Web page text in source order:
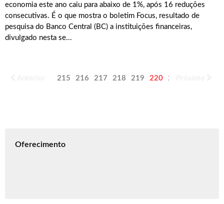
economia este ano caiu para abaixo de 1%, após 16 reduções
consecutivas. É o que mostra o boletim Focus, resultado de
pesquisa do Banco Central (BC) a instituições financeiras,
divulgado nesta se...
215 216 217 218 219 220 221
Oferecimento